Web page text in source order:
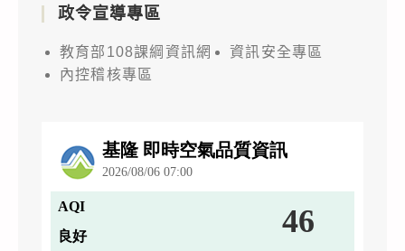
政令宣導專區
教育部108課綱資訊網
資訊安全專區
內控稽核專區